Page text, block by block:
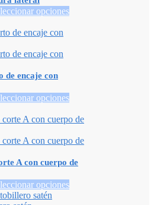
opciones
de encaje con
opciones
A con cuerpo de
opciones